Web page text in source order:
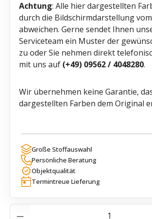
Achtung: Alle hier dargestellten
durch die Bildschirmdarstellung
abweichen. Gerne sendet Ihnen
Serviceteam ein Muster der
zu oder Sie nehmen direkt
mit uns auf (+49) 09562 / 4048280.
Wir übernehmen keine Garantie,
dargestellten Farben dem Original
Große Stoffauswahl
Persönliche Beratung
Objektqualität
Termintreue Lieferung
Produkt Anzahl: Gib den